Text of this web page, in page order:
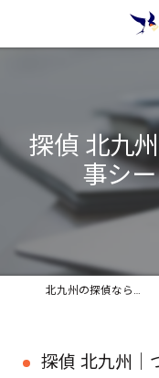
探偵 北九
事シ
北九州の探偵なら北九州つばめ探偵社｜証拠満載提出継続中
探偵 北九州｜